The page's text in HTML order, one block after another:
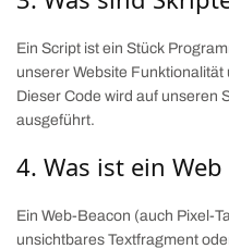
Ein Script ist ein Stück
unserer Website
Dieser Code wird auf unseren
ausgeführt.
4. Was ist ein Web
Ein Web-Beacon (auch Pixel-
unsichtbares Textfragment